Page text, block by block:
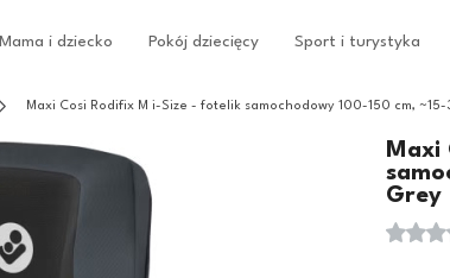
Mama i dziecko Pokój dziecięcy Sport i turystyka
Maxi Cosi Rodifix M i-Size - fotelik samochodowy 100-150 cm,
Maxi
Grey